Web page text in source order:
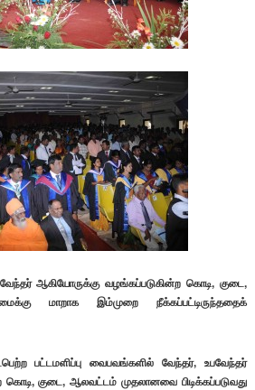
ஆகியோருக்கு வழங்கப்படுகின்ற கொடி, குடை,
மாறாக இம்முறை நீக்கப்பட்டிருந்ததைக்
பட்டமளிப்பு வைபவங்களில் வேந்தர், உபவேந்தர்
குடை, ஆலவட்டம் முதலானவை பிடிக்கப்படுவது